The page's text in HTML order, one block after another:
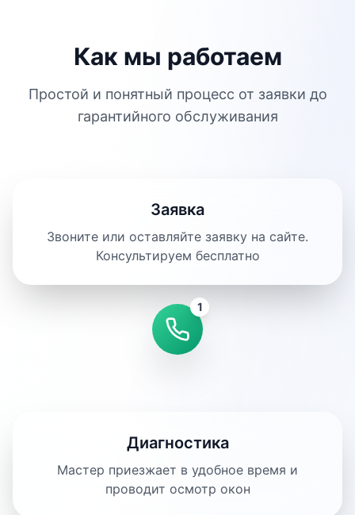
Как мы работаем
Простой и понятный процесс от заявки до
гарантийного обслуживания
Заявка
Звоните или оставляйте заявку на сайте.
Консультируем бесплатно
1
Диагностика
Мастер приезжает в удобное время и
проводит осмотр окон